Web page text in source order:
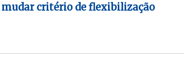
mudar critério de flexibilização